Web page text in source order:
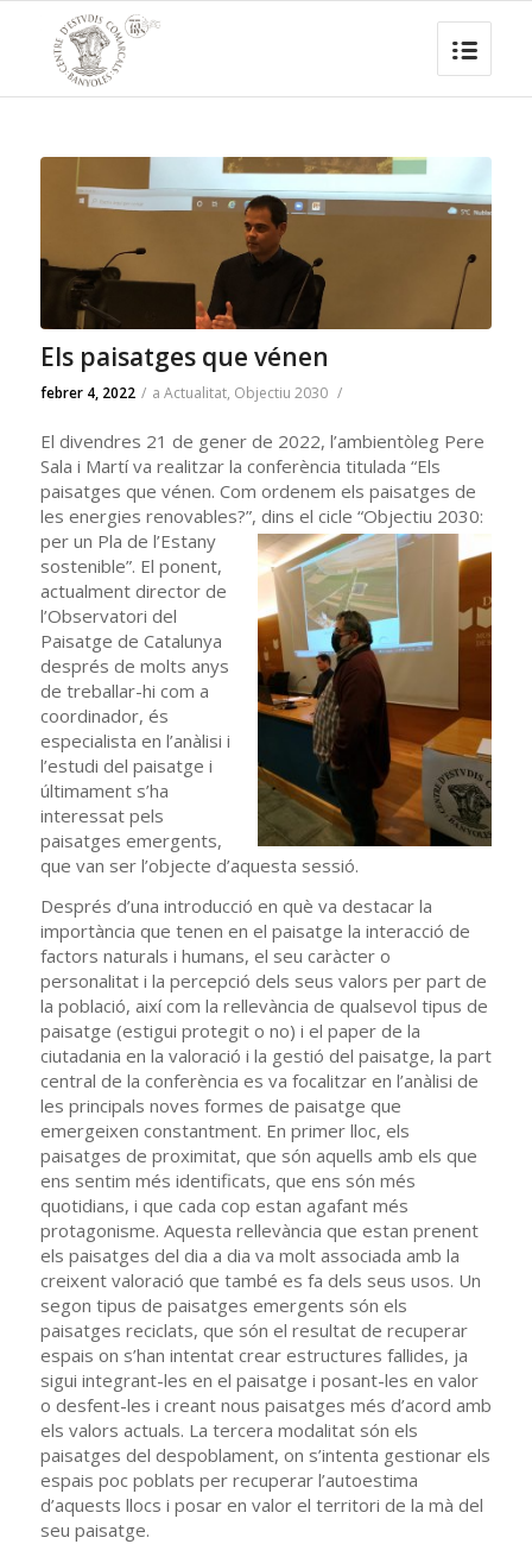
Els paisatges que vénen
febrer 4, 2022 / a Actualitat, Objectiu 2030 /
El divendres 21 de gener de 2022, l’ambientòleg Pere
Sala i Martí va realitzar la conferència titulada “Els
paisatges que vénen. Com ordenem els paisatges de
les energies renovables?”, dins el cicle “Objectiu 2030:
per un Pla de l’Estany
sostenible”. El ponent,
actualment director de
l’Observatori del
Paisatge de Catalunya
després de molts anys
de treballar-hi com a
coordinador, és
especialista en l’anàlisi i
l’estudi del paisatge i
últimament s’ha
interessat pels
paisatges emergents,
que van ser l’objecte d’aquesta sessió.
Després d’una introducció en què va destacar la
importància que tenen en el paisatge la interacció de
factors naturals i humans, el seu caràcter o
personalitat i la percepció dels seus valors per part de
la població, així com la rellevància de qualsevol tipus de
paisatge (estigui protegit o no) i el paper de la
ciutadania en la valoració i la gestió del paisatge, la part
central de la conferència es va focalitzar en l’anàlisi de
les principals noves formes de paisatge que
emergeixen constantment. En primer lloc, els
paisatges de proximitat, que són aquells amb els que
ens sentim més identificats, que ens són més
quotidians, i que cada cop estan agafant més
protagonisme. Aquesta rellevància que estan prenent
els paisatges del dia a dia va molt associada amb la
creixent valoració que també es fa dels seus usos. Un
segon tipus de paisatges emergents són els
paisatges reciclats, que són el resultat de recuperar
espais on s’han intentat crear estructures fallides, ja
sigui integrant-les en el paisatge i posant-les en valor
o desfent-les i creant nous paisatges més d’acord amb
els valors actuals. La tercera modalitat són els
paisatges del despoblament, on s’intenta gestionar els
espais poc poblats per recuperar l’autoestima
d’aquests llocs i posar en valor el territori de la mà del
seu paisatge.